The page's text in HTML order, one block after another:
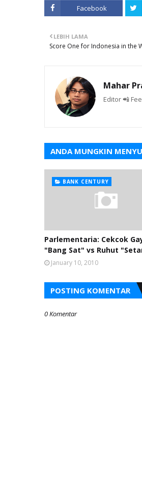
Facebook
LEBIH LAMA
Score One for Indonesia in the
Mahar
Editor 📲
ANDA MUNGKIN
BANK CENTURY
Parlementaria: Cekcok
"Bang Sat" vs Ruhut
January 10, 2010
POSTING KOMENTAR
0 Komentar